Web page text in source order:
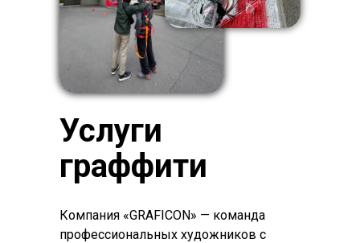
Компания «GRAFICON» — команда
профессиональных художников с
Услуги
граффити